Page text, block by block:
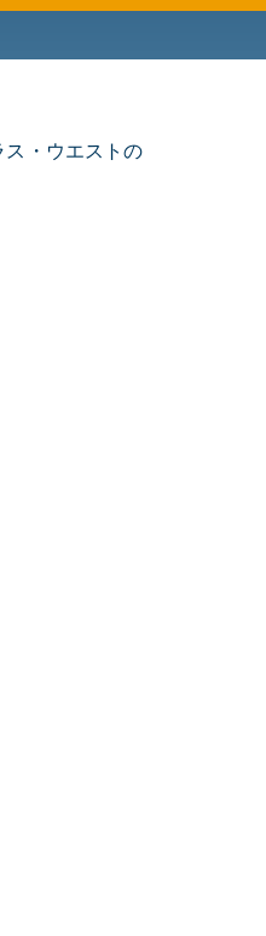
ス・ウエストの